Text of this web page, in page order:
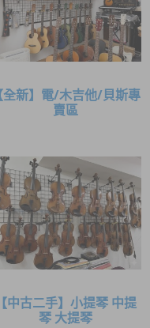
全新】電/木吉他/貝斯專
賣區
【中古二手】小提琴 中提
琴 大提琴